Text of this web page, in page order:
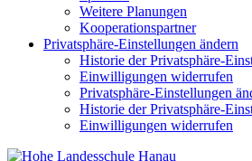
Weitere Planungen
Kooperationspartner
Privatsphäre-Einstellungen ändern
Historie der Privatsphäre-
Einwilligungen widerrufen
Privatsphäre-Einstellungen
Historie der Privatsphäre-
Einwilligungen widerrufen